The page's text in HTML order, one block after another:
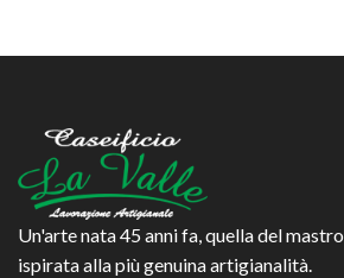
Un'arte nata 45 anni fa, quella del
ispirata alla più genuina artigianalità.